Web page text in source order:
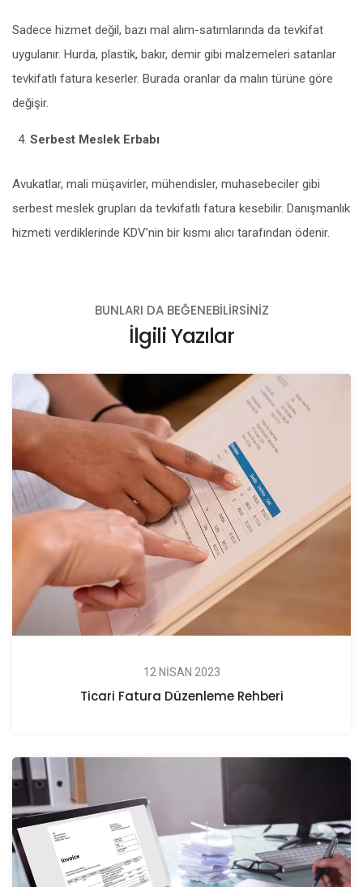
Sadece hizmet değil, bazı mal alım-satımlarında da tevkifat
uygulanır. Hurda, plastik, bakır, demir gibi malzemeleri satanlar
tevkifatlı fatura keserler. Burada oranlar da malın türüne göre
değişir.
Serbest Meslek Erbabı
Avukatlar, mali müşavirler, mühendisler, muhasebeciler gibi
serbest meslek grupları da tevkifatlı fatura kesebilir. Danışmanlık
hizmeti verdiklerinde KDV’nin bir kısmı alıcı tarafından ödenir.
BUNLARI DA BEĞENEBILIRSINIZ
İlgili Yazılar
12 NISAN 2023
Ticari Fatura Düzenleme Rehberi